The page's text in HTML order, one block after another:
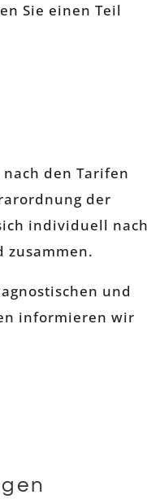
Sie einen Teil
den Tarifen
der
individuell nach
zusammen.
und
informieren wir